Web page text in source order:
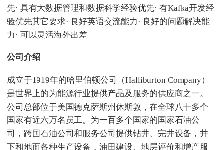
先· 具有大数据管理和数据科学经验优先· 有Kafka开发经
验优先其它要求· 良好英语交流能力· 良好的问题解决能
力· 可以灵活海外出差
公司介绍
成立于1919年的哈里伯顿公司（Halliburton Company）
是世界上的为能源行业提供产品及服务的供应商之一。
公司总部位于美国德克萨斯州休斯敦，在全球八十多个
国家有近六万名员工。为一百多个国家的国家石油公
司，跨国石油公司和服务公司提供钻井、完井设备，井
下和地面各种生产设备，油田建设、地层评价和增产服